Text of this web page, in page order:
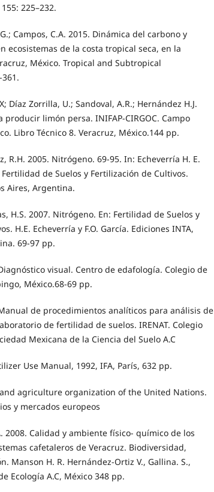
225–232.
Campos, C.A. 2015. Dinámica del carbono y
ecosistemas de la costa tropical seca, en la
México. Tropical and Subtropical
Díaz Zorrilla, U.; Sandoval, A.R.; Hernández H.J.
producir limón persa. INIFAP-CIRGOC. Campo
Libro Técnico 8. Veracruz, México.144 pp.
R.H. 2005. Nitrógeno. 69-95. In: Echeverría H. E.
Fertilidad de Suelos y Fertilización de Cultivos.
Aires, Argentina.
H.S. 2007. Nitrógeno. En: Fertilidad de Suelos y
H.E. Echeverría y F.O. García. Ediciones INTA,
69-97 pp.
visual. Centro de edafología. Colegio de
México.68-69 pp.
de procedimientos analíticos para análisis de
de fertilidad de suelos. IRENAT. Colegio
Mexicana de la Ciencia del Suelo A.C
Use Manual, 1992, IFA, París, 632 pp.
and agriculture organization of the United Nations.
y mercados europeos
2008. Calidad y ambiente físico- químico de los
cafetaleros de Veracruz. Biodiversidad,
Manson H. R. Hernández-Ortiz V., Gallina. S.,
Ecología A.C, México 348 pp.